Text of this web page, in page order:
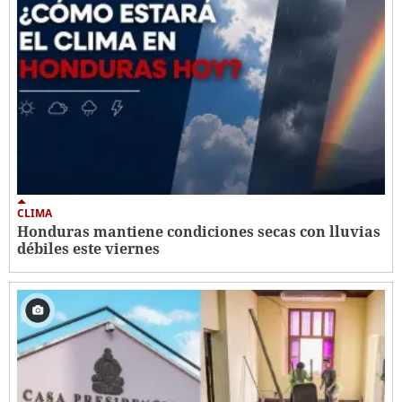
CLIMA
Honduras mantiene condiciones secas con lluvias
débiles este viernes